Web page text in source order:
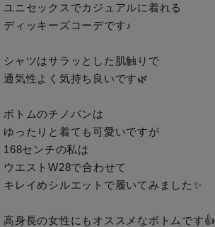
ユニセックスでカジュアルに着れる
ディッキーズコーデです♪
シャツはサラッとした肌触りで
通気性よく気持ち良いです🌿
ボトムのチノパンは
ゆったりと着ても可愛いですが
168センチの私は
ウエストW28で合わせて
キレイめシルエットで履いてみました✨
高身長の女性にもオススメなボトムです👍